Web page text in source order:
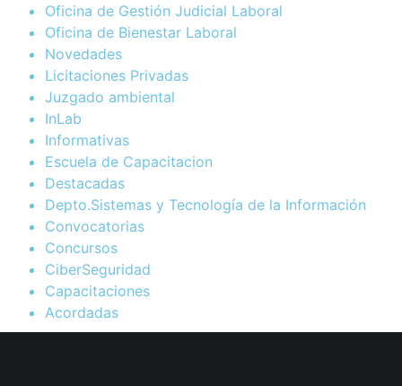
Oficina de Gestión Judicial Laboral
Oficina de Bienestar Laboral
Novedades
Licitaciones Privadas
Juzgado ambiental
InLab
Informativas
Escuela de Capacitacion
Destacadas
Depto.Sistemas y Tecnología de la Información
Convocatorias
Concursos
CiberSeguridad
Capacitaciones
Acordadas